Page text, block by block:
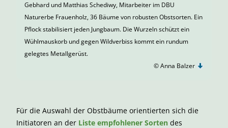
Gebhard und Matthias Schediwy, Mitarbeiter im DBU
Naturerbe Frauenholz, 36 Bäume von robusten Obstsorten. Ein
Pflock stabilisiert jeden Jungbaum. Die Wurzeln schützt ein
Wühlmauskorb und gegen Wildverbiss kommt ein rundum
gelegtes Metallgerüst.
© Anna Balzer
Für die Auswahl der Obstbäume orientierten sich die
Initiatoren an der Liste empfohlener Sorten des